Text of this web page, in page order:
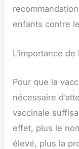
enfants contre
L’importance
Pour que la
nécessaire
vaccinale
effet, plus le
élevé, plus la